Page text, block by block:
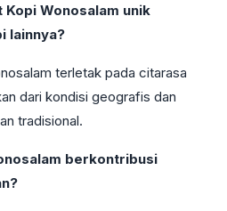
Wonosalam unik
lainnya?
terletak pada citarasa
dari kondisi geografis dan
tradisional.
berkontribusi